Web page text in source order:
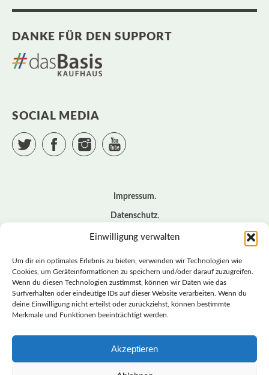
Einwilligung verwalten
Um dir ein optimales Erlebnis zu bieten, verwenden wir Technologien wie
Cookies, um Geräteinformationen zu speichern und/oder darauf zuzugreifen.
Wenn du diesen Technologien zustimmst, können wir Daten wie das
Surfverhalten oder eindeutige IDs auf dieser Website verarbeiten. Wenn du
deine Einwilligung nicht erteilst oder zurückziehst, können bestimmte
Merkmale und Funktionen beeinträchtigt werden.
Akzeptieren
DANKE FÜR DEN SUPPORT
SOCIAL MEDIA
Twitter Facebook Instagram
Impressum
Datenschutz
Cookie – Richtlinie (EU)
© BASISDEMOKRATISCHE PARTEI DEUTSCHLAND *
LANDESVERBAND SACHSEN
LANDESVERBAND